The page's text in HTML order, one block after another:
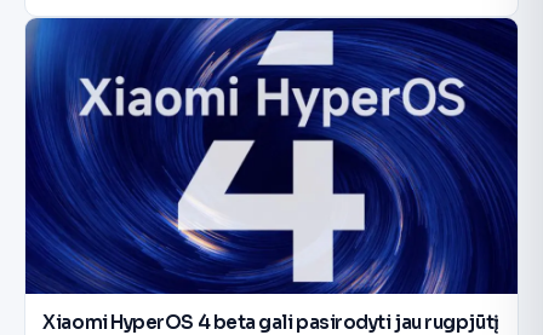
Xiaomi HyperOS 4 beta gali pasirodyti jau rugpjūtį